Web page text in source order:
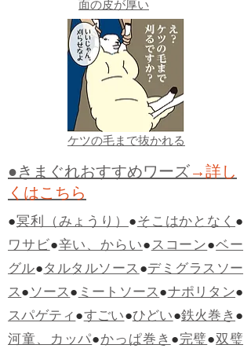
面の皮が厚い
ケツの毛まで抜かれる
●きまぐれおすすめワーズ→詳し
くはこちら
●冥利（みょうり）●そこはかとなく●
ワサビ●辛い、からい●スコーン●ベー
グル●タルタルソース●デミグラスソー
ス●ソース●ミートソース●ナポリタン●
スパゲティ●すごい●ひどい●鉄火巻き●
河童、カッパ●かっぱ巻き●完璧●双璧